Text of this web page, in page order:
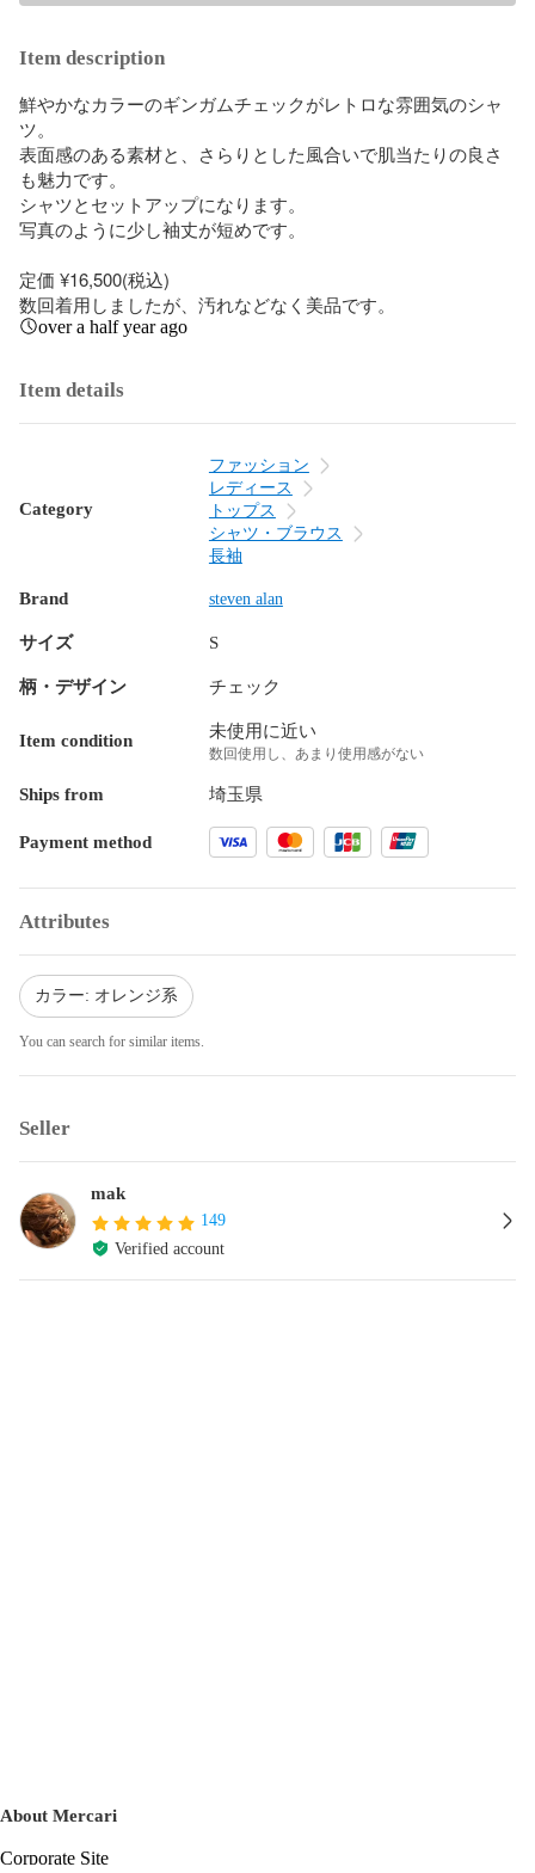
Item description
鮮やかなカラーのギンガムチェックがレトロな雰囲気のシャ
ツ。
表面感のある素材と、さらりとした風合いで肌当たりの良さ
も魅力です。
シャツとセットアップになります。
写真のように少し袖丈が短めです。
定価 ¥16,500(税込)
数回着用しましたが、汚れなどなく美品です。
over a half year ago
Item details
Category
ファッション
レディース
トップス
シャツ・ブラウス
長袖
Brand steven alan
サイズ S
柄・デザイン チェック
Item condition 未使用に近い
数回使用し、あまり使用感がない
Ships from 埼玉県
Payment method
Attributes
カラー: オレンジ系
You can search for similar items.
Seller
mak
149
Verified account
About Mercari
Corporate Site